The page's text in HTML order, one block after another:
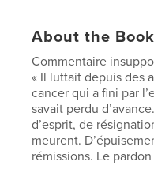
About the Book
Commentaire
« Il luttait depuis des
cancer qui a fini par
savait perdu
d’esprit, de
meurent.
rémissions. Le